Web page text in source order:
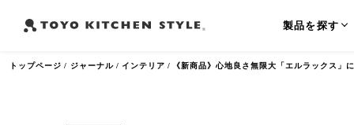
製品を探す
トップページ ジャーナル インテリア 《新商品》心地良さ無限大「エルラックス